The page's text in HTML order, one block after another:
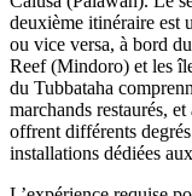
deuxième itinéraire est
ou vice versa, à bord
Reef (Mindoro) et les
du Tubbataha
marchands restaurés,
offrent différents
installations dédiées